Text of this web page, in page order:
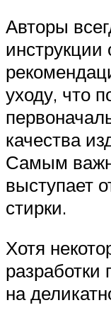
Авторы
уходу, что
качества
Самым
выступает
стирки.
Хотя
разработки
на